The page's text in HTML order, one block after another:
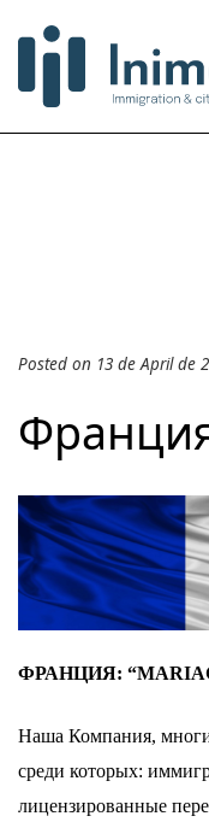
Posted on 13 de April de
ФРАНЦИЯ:
Наша Компания,
среди которых:
лицензированные